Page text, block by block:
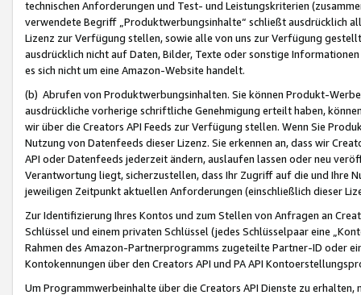
technischen Anforderungen und Test- und Leistungskriterien
verwendete Begriff „Produktwerbungsinhalte“ schließt ausdrücklich
Lizenz zur Verfügung stellen, sowie alle von uns zur Verfügung
ausdrücklich nicht auf Daten, Bilder, Texte oder sonstige
es sich nicht um eine Amazon-Website handelt.
(b) Abrufen von Produktwerbungsinhalten. Sie können Produkt-
ausdrückliche vorherige schriftliche Genehmigung erteilt haben,
wir über die Creators API Feeds zur Verfügung stellen. Wenn Sie
Nutzung von Datenfeeds dieser Lizenz. Sie erkennen an, dass wir
API oder Datenfeeds jederzeit ändern, auslaufen lassen oder neu
Verantwortung liegt, sicherzustellen, dass Ihr Zugriff auf die und Ihre
jeweiligen Zeitpunkt aktuellen Anforderungen (einschließlich dieser
Zur Identifizierung Ihres Kontos und zum Stellen von Anfragen an
Schlüssel und einem privaten Schlüssel (jedes Schlüsselpaar eine
Rahmen des Amazon-Partnerprogramms zugeteilte Partner-ID oder
Kontokennungen über den Creators API und PA API
Um Programmwerbeinhalte über die Creators API Dienste zu